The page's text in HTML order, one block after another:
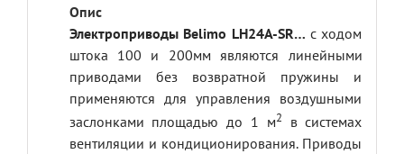
Электроприводы Belimo LH24A-SR… с ходом
штока 100 и 200мм являются линейными
приводами без возвратной пружины и
применяются для управления воздушными
заслонками площадью до 1 м2
в системах
вентиляции и кондиционирования. Приводы